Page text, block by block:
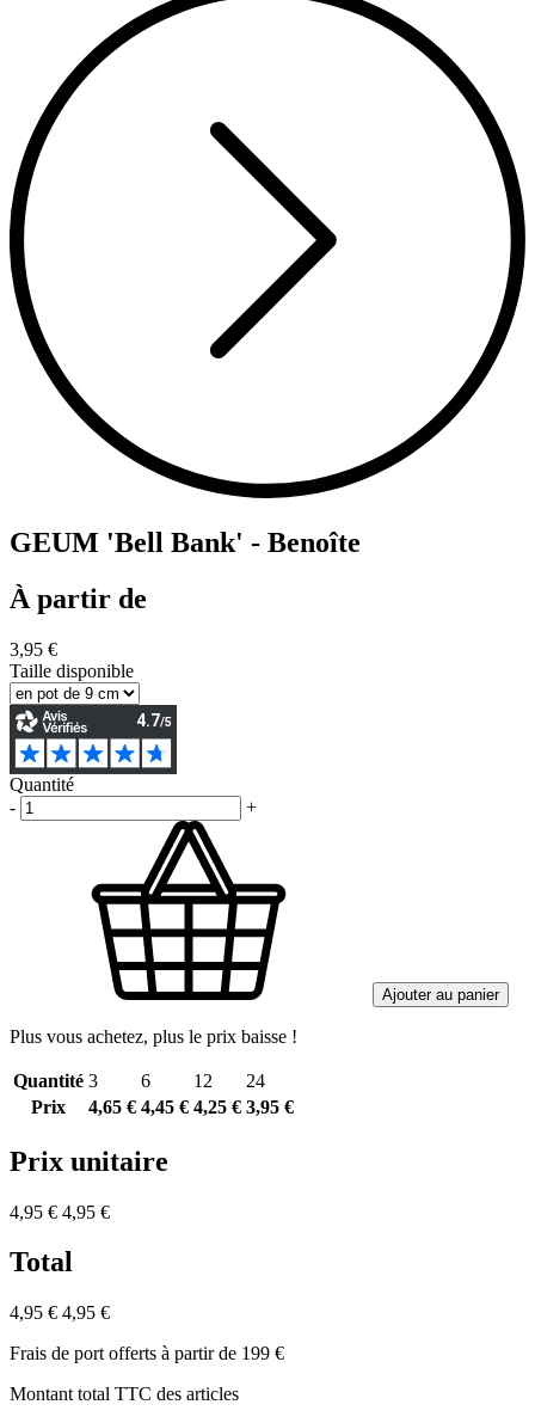
GEUM 'Bell Bank' - Benoîte
À partir de
3,95 €
Taille disponible
Quantité
-
+
Ajouter au panier
Plus vous achetez, plus le prix baisse !
Quantité 3 6 12
24
Prix
4,65 € 4,45 € 4,25 € 3,95 €
Prix unitaire
4,95 € 4,95 €
Total
4,95 € 4,95 €
Frais de port offerts à partir de 199 €
Montant total TTC des articles